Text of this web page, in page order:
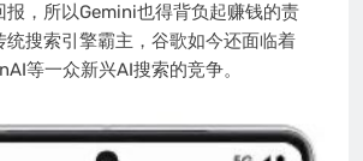
报，所以Gemini也得背负起赚钱的责
统搜索引擎霸主，谷歌如今还面临着
等一众新兴AI搜索的竞争。